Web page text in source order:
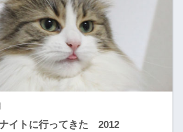
イトに行ってきた 2012